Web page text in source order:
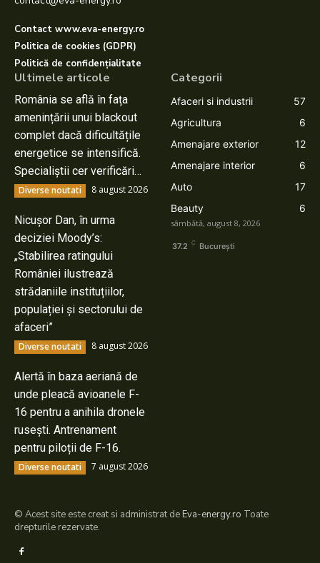
Contact www.eva-energy.ro
Politica de cookies (GDPR)
Politică de confidențialitate
Ultimele articole
România se află în fața
amenințării unui blackout
complet dacă dificultățile
energetice se intensifică.
Specialiștii cer verificări…
Diverse noutati 8 august 2026
Nicușor Dan, în urma
deciziei Moody’s:
„Stabilirea ratingului
României ilustrează
strădaniile instituțiilor,
populației și sectorului de
afaceri”
Diverse noutati 8 august 2026
Alertă în baza aeriană de
unde pleacă avioanele F-
16 pentru a anihila dronele
rusești. Antrenament
pentru piloții de F-16.
Diverse noutati 7 august 2026
Categorii
Afaceri si industrii
57
Agricultura
6
Amenajare exterior
12
Amenajare interior
6
Auto
17
Beauty
6
sâmbătă, august 8, 2026
37.2 C București
© Acest site este creat si administrat deEva-energy.ro Toate
drepturile rezervate.